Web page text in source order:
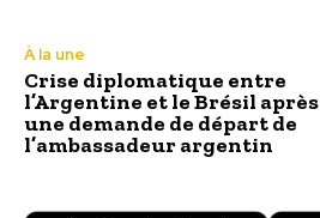
À la une
Crise diplomatique entre
l’Argentine et le Brésil après
une demande de départ de
l’ambassadeur argentin